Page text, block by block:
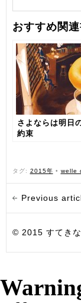
おすすめ関
さよならは明日
約束
タグ: 2015年 • welle
Previous
© 2015 すてき